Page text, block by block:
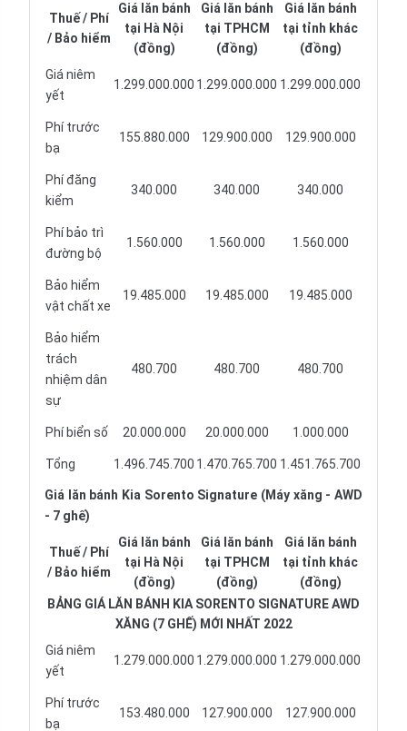
Thuế / Phí
/ Bảo hiểm
Giá lăn bánh
tại Hà Nội
(đồng)
Giá lăn bánh
tại TPHCM
(đồng)
Giá lăn bánh
tại tỉnh khác
(đồng)
Giá niêm
yết
1.299.000.000 1.299.000.000 1.299.000.000
Phí trước
bạ
155.880.000 129.900.000 129.900.000
Phí đăng
kiểm
340.000 340.000 340.000
Phí bảo trì
đường bộ
1.560.000 1.560.000 1.560.000
Bảo hiểm
vật chất xe
19.485.000 19.485.000 19.485.000
Bảo hiểm
trách
nhiệm dân
sự
480.700 480.700 480.700
Phí biển số 20.000.000 20.000.000 1.000.000
Tổng 1.496.745.700 1.470.765.700 1.451.765.700
Giá lăn bánh Kia Sorento Signature (Máy xăng - AWD
- 7 ghế)
Thuế / Phí
/ Bảo hiểm
Giá lăn bánh
tại Hà Nội
(đồng)
Giá lăn bánh
tại TPHCM
(đồng)
Giá lăn bánh
tại tỉnh khác
(đồng)
BẢNG GIÁ LĂN BÁNH KIA SORENTO SIGNATURE AWD
XĂNG (7 GHẾ) MỚI NHẤT 2022
Giá niêm
yết
1.279.000.000 1.279.000.000 1.279.000.000
Phí trước
bạ
153.480.000 127.900.000 127.900.000